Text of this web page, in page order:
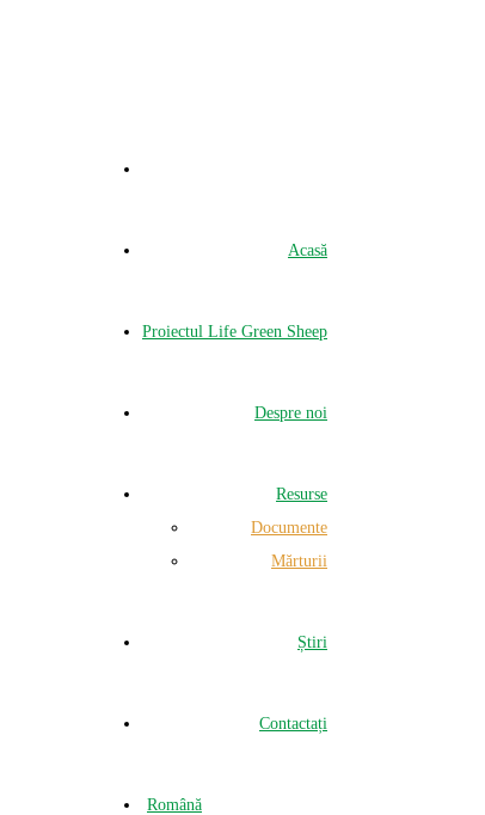
Acasă
Proiectul Life Green Sheep
Despre noi
Resurse
Documente
Mărturii
Știri
Contactați
Română